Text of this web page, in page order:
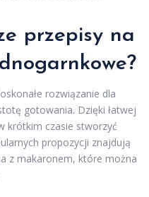
przepisy na
rozwiązanie dla
gotowania. Dzięki łatwej
krótkim czasie stworzyć
propozycji znajdują
z makaronem, które można